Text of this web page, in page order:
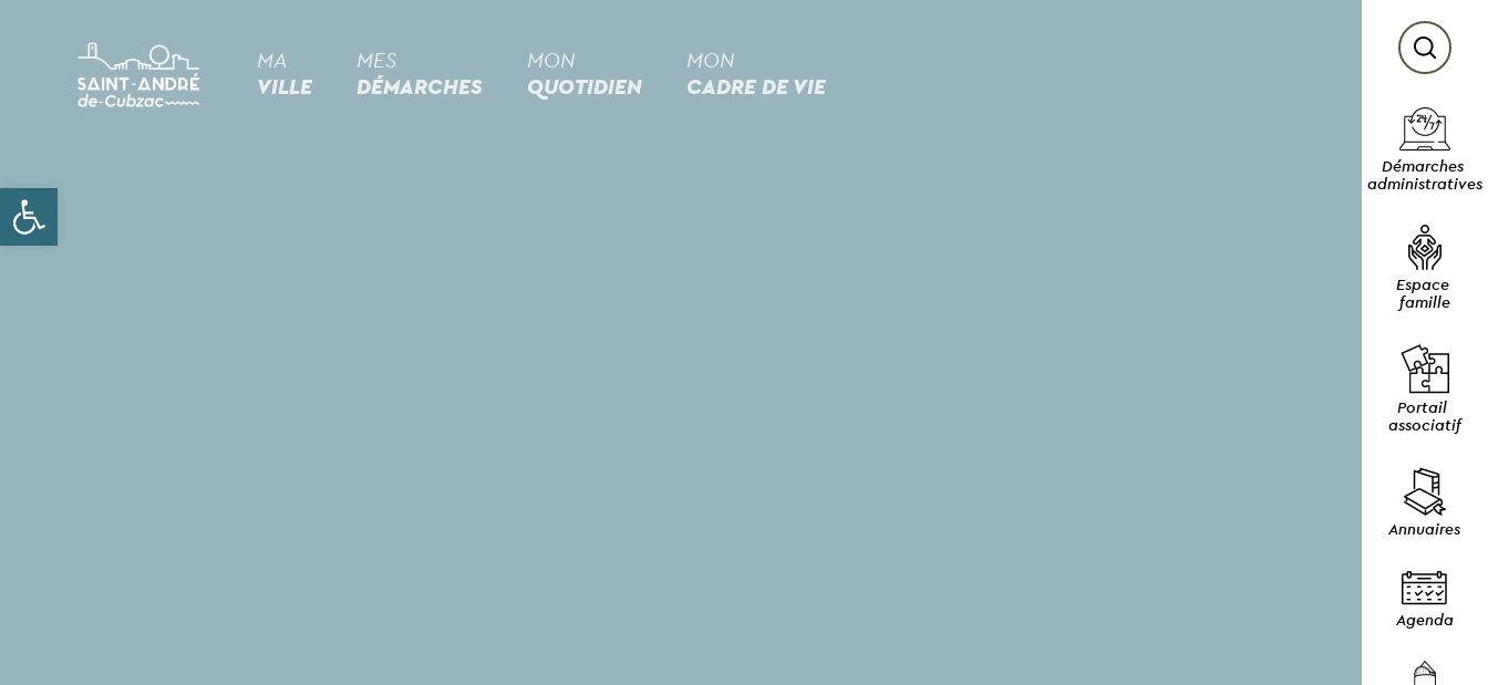
Ouvrir la barre d’outils
MA
VILLE
MES
DÉMARCHES
MON
QUOTIDIEN
MON
CADRE DE VIE
Démarches
administratives
Espace
famille
Portail
associatif
Annuaires
Agenda